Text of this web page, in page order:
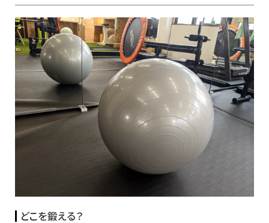
どこを鍛える？